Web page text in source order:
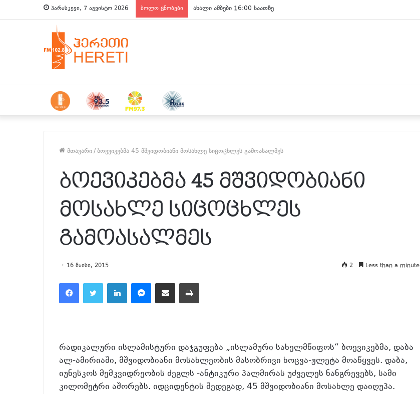
პარასკევი, 7 აგვისტო 2026 ბოლო ცნობები ახალი ამბები 15:00 საათზე
მთავარი/ბოევიკებმა 45 მშვიდობიანი მოსახლე სიცოცხლეს გამოასალმეს
ბოევიკებმა 45 მშვიდობიანი
მოსახლე სიცოცხლეს
გამოასალმეს
16 მაისი, 2015 2 Less than a minute
რადიკალური ისლამისტური დაჯგუფება „ისლამური სახელმწიფოს“ ბოევიკებმა, დაბა
ალ-ამირიაში, მშვიდობიანი მოსახლეობის მასობრივი ხოცვა-ჟლეტა მოაწყვეს. დაბა,
იუნესკოს მემკვიდრეობის ძეგლს -ანტიკური პალმირას უძველეს ნანგრევებს, სამი
კილომეტრი აშორებს. იდციდენტის შედეგად, 45 მშვიდობიანი მოსახლე დაიღუპა.